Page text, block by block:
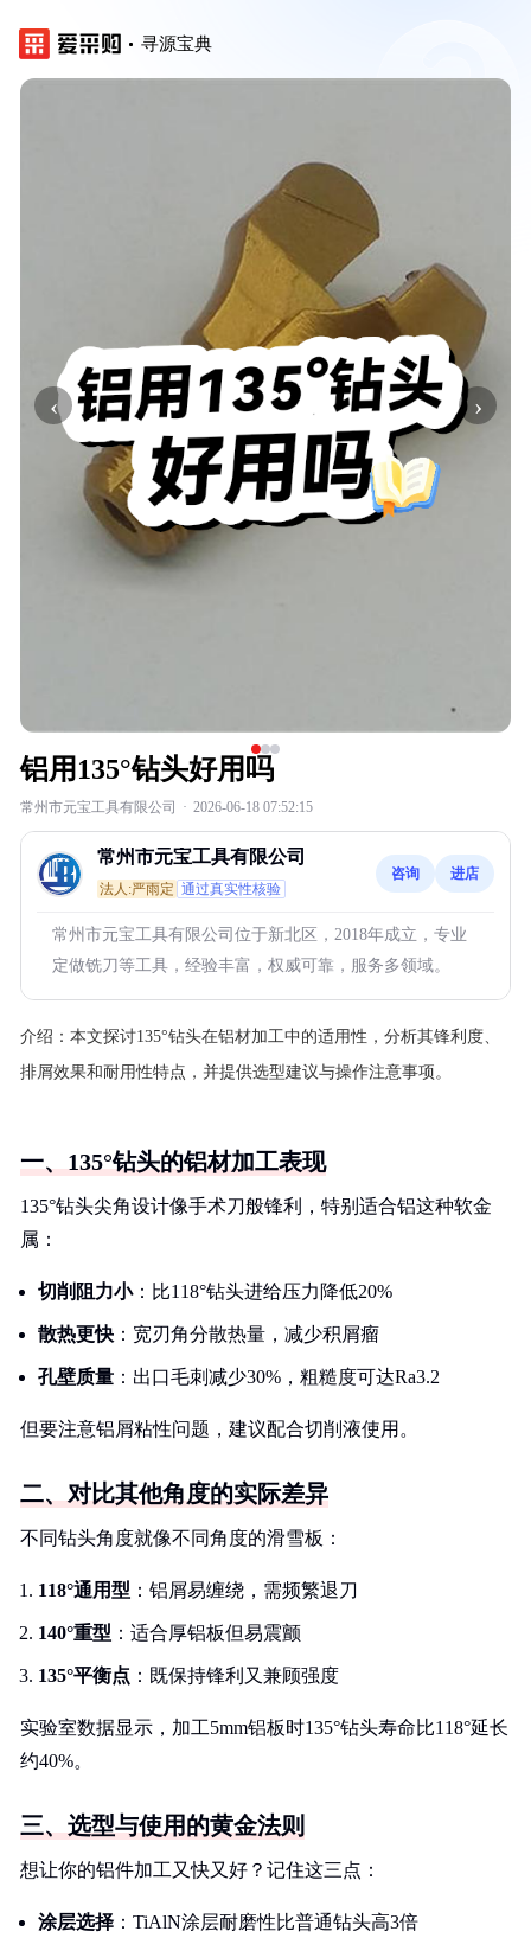
寻源宝典
‹ ›
铝用135°钻头好用吗
常州市元宝工具有限公司 · 2026-06-18 07:52:15
常州市元宝工具有限公司
法人:严雨定 通过真实性核验
咨询 进店
常州市元宝工具有限公司位于新北区，2018年成立，专业
定做铣刀等工具，经验丰富，权威可靠，服务多领域。
介绍： 本文探讨135°钻头在铝材加工中的适用性，分析其锋利度、
排屑效果和耐用性特点，并提供选型建议与操作注意事项。
一、135°钻头的铝材加工表现
135°钻头尖角设计像手术刀般锋利，特别适合铝这种软金
属：
切削阻力小：比118°钻头进给压力降低20%
散热更快 ：宽刃角分散热量，减少积屑瘤
孔壁质量 ：出口毛刺减少30%，粗糙度可达Ra3.2
但要注意铝屑粘性问题，建议配合切削液使用。
二、对比其他角度的实际差异
不同钻头角度就像不同角度的滑雪板：
118°通用型 ：铝屑易缠绕，需频繁退刀
140°重型 ：适合厚铝板但易震颤
135°平衡点 ：既保持锋利又兼顾强度
实验室数据显示，加工5mm铝板时135°钻头寿命比118°延长
约40%。
三、选型与使用的黄金法则
想让你的铝件加工又快又好？记住这三点：
涂层选择 ：TiAlN涂层耐磨性比普通钻头高3倍